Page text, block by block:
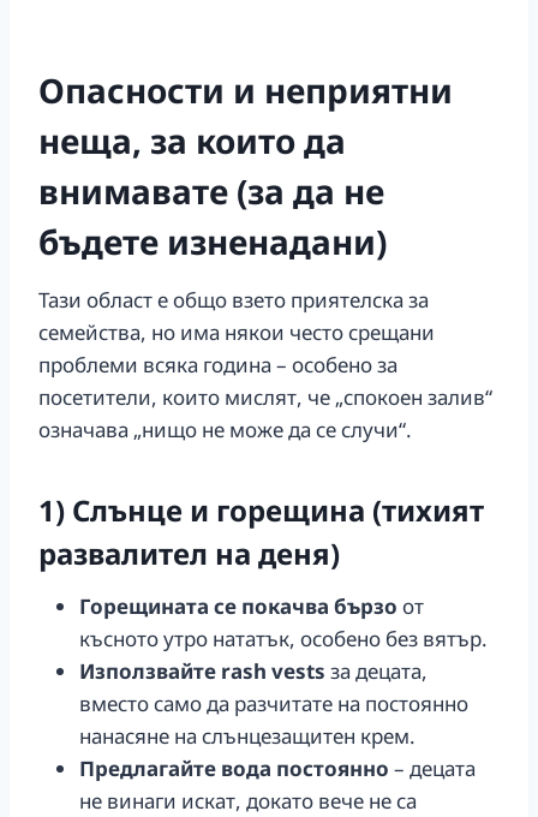
Опасности и неприятни
неща, за които да
внимавате (за да не
бъдете изненадани)
Тази област е общо взето приятелска за
семейства, но има някои често срещани
проблеми всяка година – особено за
посетители, които мислят, че „спокоен залив“
означава „нищо не може да се случи“.
1) Слънце и горещина (тихият
развалител на деня)
Горещината се покачва бързо от
късното утро нататък, особено без вятър.
Използвайте rash vests за децата,
вместо само да разчитате на постоянно
нанасяне на слънцезащитен крем.
Предлагайте вода постоянно – децата
не винаги искат, докато вече не са